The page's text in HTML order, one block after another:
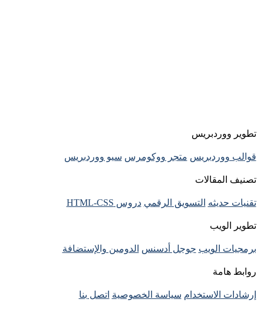
تطوير ووردبريس
قوالب ووردبريس متجر ووكومرس سيو ووردبريس
تصنيف المقالات
تقنيات حديثه التسويق الرقمي دروس HTML-CSS
تطوير الويب
برمجيات الويب جوجل أدسنس الدومين والإستضافة
روابط هامة
إرشادات الاستخدام سياسة الخصوصية اتصل بنا